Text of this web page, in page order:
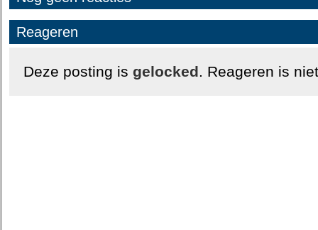
Reageren
Deze posting is gelocked. Reageren is